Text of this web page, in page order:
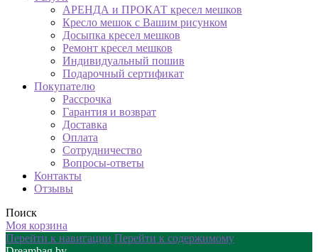
АРЕНДА и ПРОКАТ кресел мешков
Кресло мешок с Вашим рисунком
Досыпка кресел мешков
Ремонт кресел мешков
Индивидуальный пошив
Подарочный сертификат
Покупателю
Рассрочка
Гарантия и возврат
Доставка
Оплата
Сотрудничество
Вопросы-ответы
Контакты
Отзывы
Поиск
Моя корзина
Перейти к навигации Перейти к содержимому